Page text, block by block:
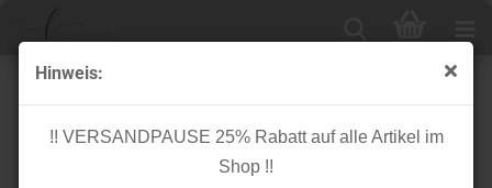
Hinweis:
!! VERSANDPAUSE 25% Rabatt auf alle Artikel im
Shop !!
Bio Bündchen - blushing bride - C. Pauli